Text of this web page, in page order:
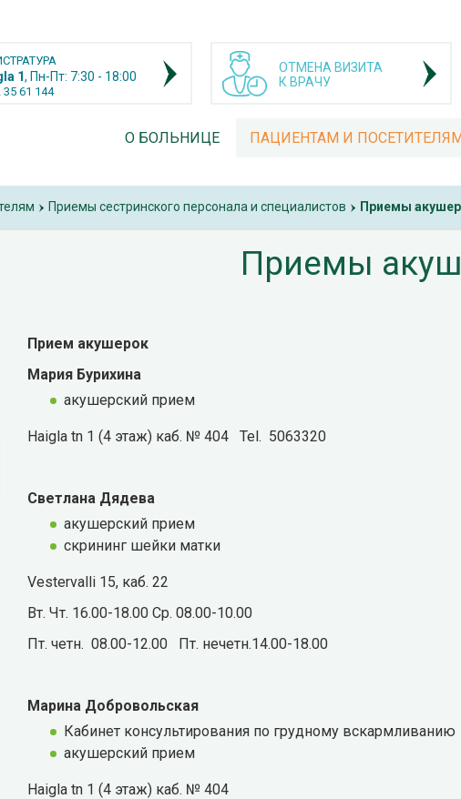
1, Пн-Пт: 7:30 - 18:00
35 61 144
ОТМЕНА ВИЗИТА
К ВРАЧУ
О БОЛЬНИЦЕ ПАЦИЕНТАМ И
Приемы сестринского персонала и специалистов Приемы
Приемы
Прием акушерок
Мария Бурихина
акушерский прием
Haigla tn 1 (4 этаж) каб. № 404 Tel. 5063320
Светлана Дядева
акушерский прием
скрининг шейки матки
Vestervalli 15, каб. 22
Вт. Чт. 16.00-18.00 Ср. 08.00-10.00
Пт. четн. 08.00-12.00 Пт. нечетн.14.00-18.00
Марина Добровольская
Кабинет консультирования по грудному вскармливанию
акушерский прием
Haigla tn 1 (4 этаж) каб. № 404